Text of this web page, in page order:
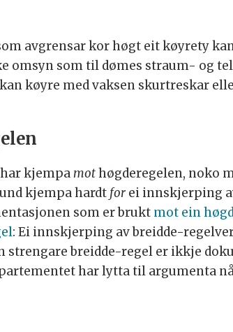
avgrensar kor høgt eit køyrety
omsyn som til dømes straum- og
køyre med vaksen skurtreskar
kjempa mothøgderegelen, noko
kjempa hardt for ei innskjerping
som er brukt mot ein
: Ei innskjerping av breidde-
strengare breidde-regel er ikkje
har lytta til argumenta